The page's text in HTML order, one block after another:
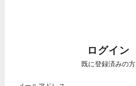
ログイン
既に登録済みの方